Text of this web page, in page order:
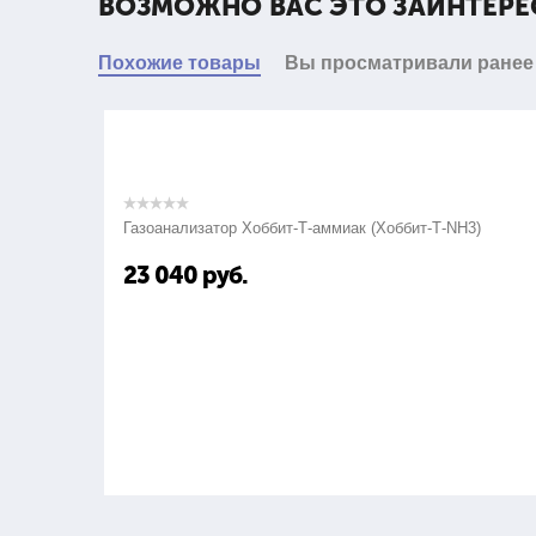
ВОЗМОЖНО ВАС ЭТО
Похожие товары Вы просматривали ранее
Газоанализатор Хоббит-Т-аммиак (Хоббит-Т-NH3)
23 040 руб.